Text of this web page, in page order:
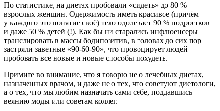
По статистике, на диетах пробовали «сидеть» до 80 %
взрослых женщин. Одержимость иметь красивое (причём
у каждого это понятие своё) тело одолевает 90 % подростков
и даже 50 % детей (!). Как бы ни старались инфлюенсеры
транслировать в массы бодипозитив, в головах до сих пор
застряли заветные «90-60-90», что провоцирует людей
пробовать все новые и новые способы похудеть.
Примите во внимание, что я говорю не о лечебных диетах,
назначенных врачом, и даже не о тех, что советуют диетологи,
а о тех, что мы любим назначать сами себе, поддавшись
веянию моды или советам коллег.